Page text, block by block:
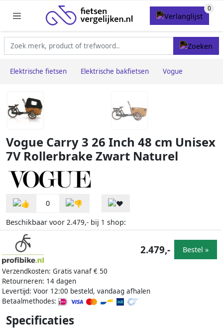
Elektrische fietsen Elektrische bakfietsen Vogue
Vogue Carry 3 26 Inch 48 cm Unisex
7V Rollerbrake Zwart Naturel
0
Beschikbaar voor 2.479,- bij 1 shop:
Verzendkosten: Gratis vanaf € 50
Retourneren: 14 dagen
Levertijd: Voor 12:00 besteld, vandaag afhalen
Betaalmethodes:
2.479,- Bestel »
Specificaties